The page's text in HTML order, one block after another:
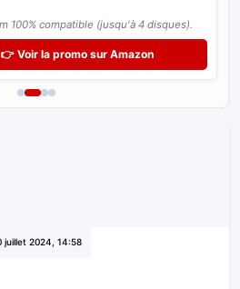
100% compatible (jusqu'à 4 disques).
👉 Voir la promo sur Amazon
juillet 2024, 14:58